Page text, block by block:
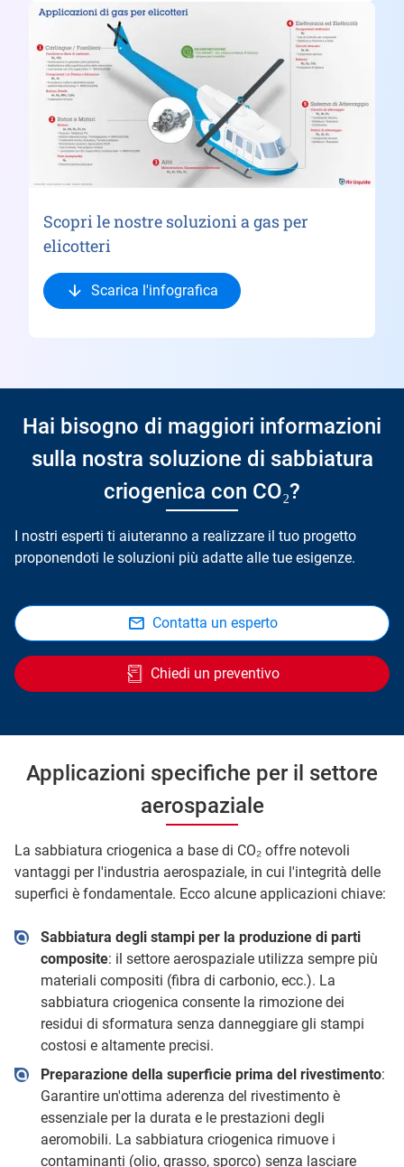
Scopri le nostre soluzioni a gas per
elicotteri
Scarica l'infografica
Hai bisogno di maggiori informazioni
sulla nostra soluzione di sabbiatura
criogenica con CO₂?
I nostri esperti ti aiuteranno a realizzare il tuo progetto
proponendoti le soluzioni più adatte alle tue esigenze.
Contatta un esperto
Chiedi un preventivo
Applicazioni specifiche per il settore
aerospaziale
La sabbiatura criogenica a base di CO₂ offre notevoli
vantaggi per l'industria aerospaziale, in cui l'integrità delle
superfici è fondamentale. Ecco alcune applicazioni chiave:
Sabbiatura degli stampi per la produzione di parti
composite: il settore aerospaziale utilizza sempre più
materiali compositi (fibra di carbonio, ecc.). La
sabbiatura criogenica consente la rimozione dei
residui di sformatura senza danneggiare gli stampi
costosi e altamente precisi.
Preparazione della superficie prima del rivestimento:
Garantire un'ottima aderenza del rivestimento è
essenziale per la durata e le prestazioni degli
aeromobili. La sabbiatura criogenica rimuove i
contaminanti (olio, grasso, sporco) senza lasciare